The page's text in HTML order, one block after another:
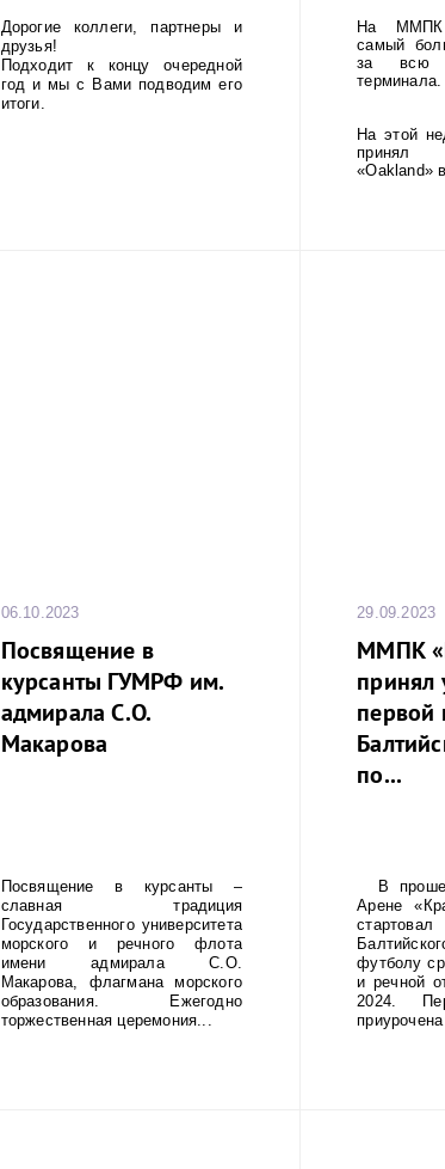
Дорогие коллеги, партнеры и
друзья!
Подходит к концу очередной
год и мы с Вами подводим его
итоги.
На ММПК
самый
за всю
терминала.
На этой
принял
«Oakland»
06.10.2023
Посвящение в
курсанты ГУМРФ им.
адмирала С.О.
Макарова
Посвящение в курсанты –
славная традиция
Государственного университета
морского и речного флота
имени адмирала С.О.
Макарова, флагмана морского
образования. Ежегодно
торжественная церемония...
29.09.2023
ММПК
принял
первой
по...
В
Арене
футболу
и речной
2024.